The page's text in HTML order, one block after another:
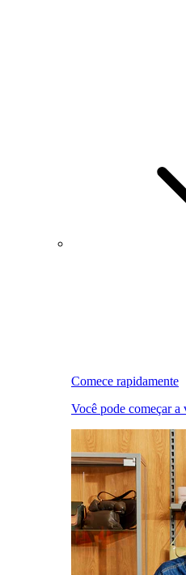
Comece rapidamente
Você pode começar a